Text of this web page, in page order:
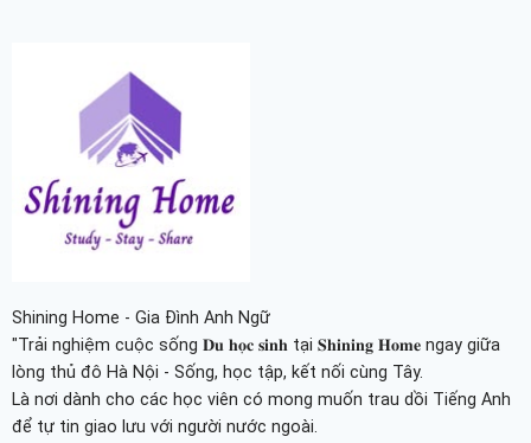
Shining Home - Gia Đình Anh Ngữ
"Trải nghiệm cuộc sống 𝐃𝐮 𝐡𝐨̣𝐜 𝐬𝐢𝐧𝐡 tại 𝐒𝐡𝐢𝐧𝐢𝐧𝐠 𝐇𝐨𝐦𝐞 ngay giữa
lòng thủ đô Hà Nội - Sống, học tập, kết nối cùng Tây.
Là nơi dành cho các học viên có mong muốn trau dồi Tiếng Anh
để tự tin giao lưu với người nước ngoài.